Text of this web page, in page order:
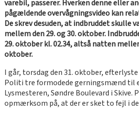
varebil, passerer. Hverken denne eller
pågældende overvågningsvideo kan
De skrev desuden, at indbruddet skulle
mellem den 29. og 30. oktober.
29. oktober kl. 02.34, altså natten
oktober.
I går, torsdag den 31. oktober,
Politi tre formodede gerningsmænd til
Lysmesteren, Søndre Boulevard i
opmærksom på, at der er sket to fejl i